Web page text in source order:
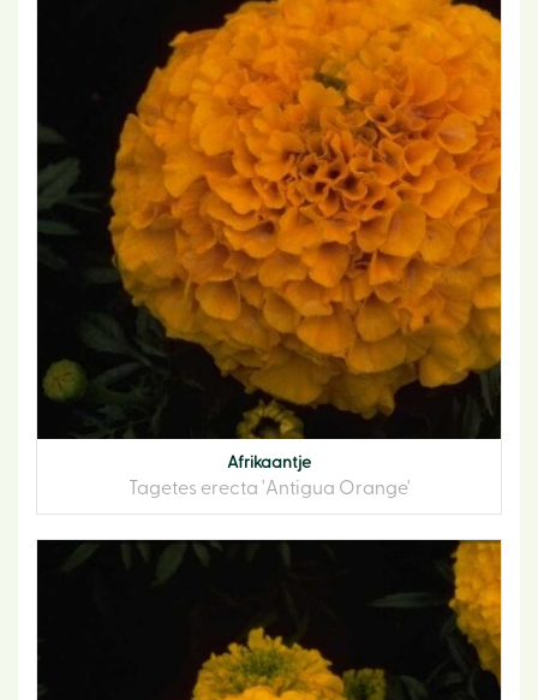
Afrikaantje
Tagetes erecta 'Antigua Orange'